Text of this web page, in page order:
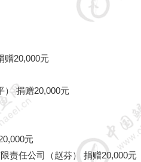
赠20,000元
） 捐赠20,000元
元
责任公司（赵芬） 捐赠20,000元